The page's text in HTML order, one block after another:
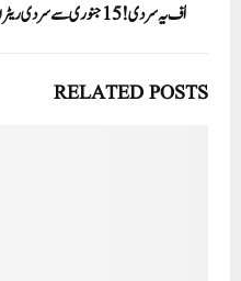
اُف یہ سردی! 15جنوری سے سردی ریٹرن
RELATED POSTS